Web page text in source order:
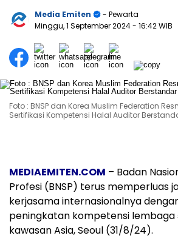
Media Emiten
- Pewarta
Minggu, 1 September 2024- 16:42 WIB
Foto : BNSP dan Korea Muslim Federation
Sertifikasi Kompetensi Halal Auditor
MEDIAEMITEN.COM – Badan
Profesi (BNSP) terus memperluas
kerjasama internasionalnya
peningkatan kompetensi lembaga
kawasan Asia, Seoul (31/8/24).